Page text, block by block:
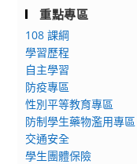
重點專區
108 課綱
學習歷程
自主學習
防疫專區
性別平等教育專區
防制學生藥物濫用專區
交通安全
學生團體保險